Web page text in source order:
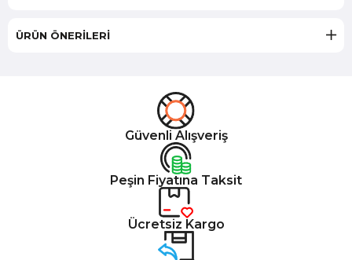
ÜRÜN ÖNERILERI
Güvenli Alışveriş
Peşin Fiyatına Taksit
Ücretsiz Kargo